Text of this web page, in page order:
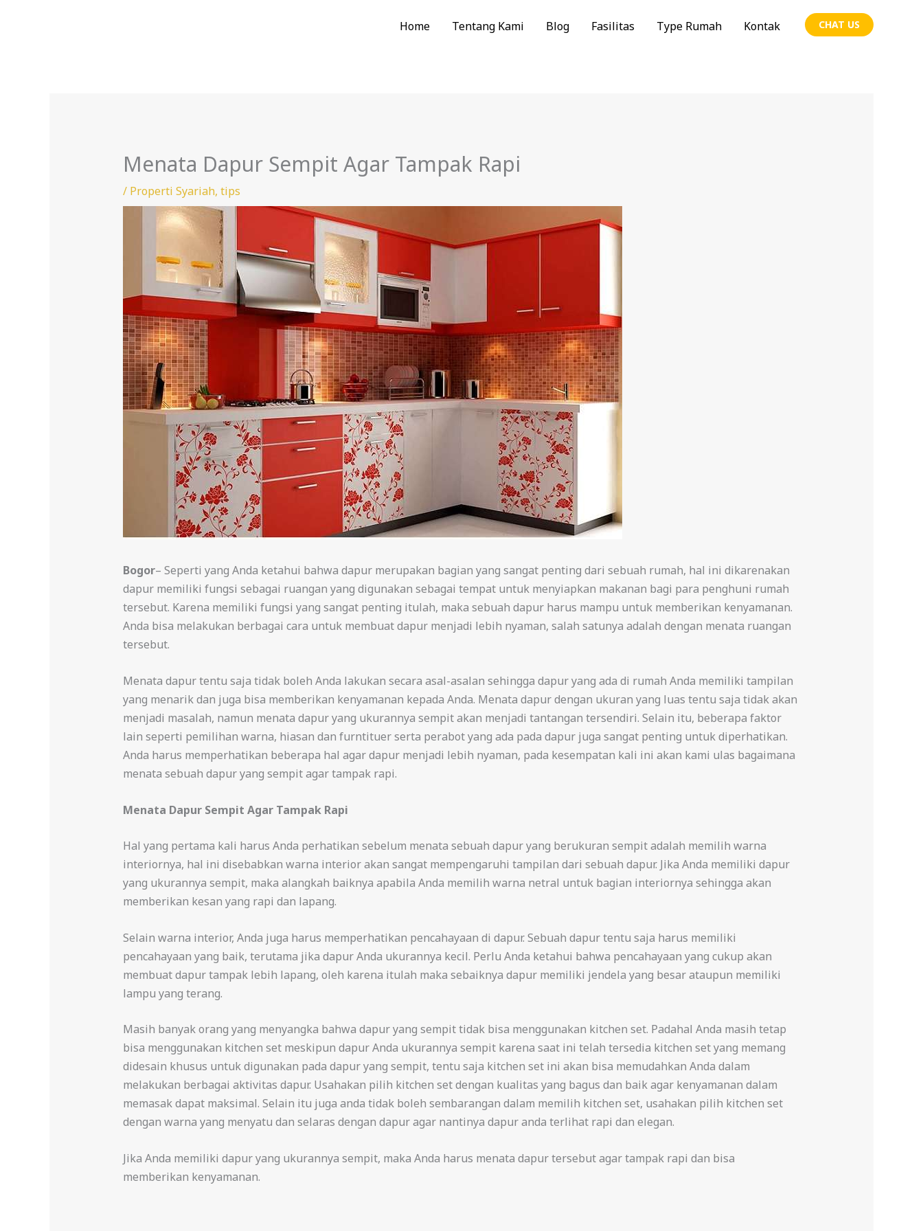
Home Tentang Kami Blog Fasilitas Type Rumah Kontak CHAT US
Menata Dapur Sempit Agar Tampak Rapi
/ Properti Syariah, tips
Bogor– Seperti yang Anda ketahui bahwa dapur merupakan bagian yang sangat penting dari sebuah rumah, hal ini dikarenakan
dapur memiliki fungsi sebagai ruangan yang digunakan sebagai tempat untuk menyiapkan makanan bagi para penghuni rumah
tersebut. Karena memiliki fungsi yang sangat penting itulah, maka sebuah dapur harus mampu untuk memberikan kenyamanan.
Anda bisa melakukan berbagai cara untuk membuat dapur menjadi lebih nyaman, salah satunya adalah dengan menata ruangan
tersebut.
Menata dapur tentu saja tidak boleh Anda lakukan secara asal-asalan sehingga dapur yang ada di rumah Anda memiliki tampilan
yang menarik dan juga bisa memberikan kenyamanan kepada Anda. Menata dapur dengan ukuran yang luas tentu saja tidak akan
menjadi masalah, namun menata dapur yang ukurannya sempit akan menjadi tantangan tersendiri. Selain itu, beberapa faktor
lain seperti pemilihan warna, hiasan dan furntituer serta perabot yang ada pada dapur juga sangat penting untuk diperhatikan.
Anda harus memperhatikan beberapa hal agar dapur menjadi lebih nyaman, pada kesempatan kali ini akan kami ulas bagaimana
menata sebuah dapur yang sempit agar tampak rapi.
Menata Dapur Sempit Agar Tampak Rapi
Hal yang pertama kali harus Anda perhatikan sebelum menata sebuah dapur yang berukuran sempit adalah memilih warna
interiornya, hal ini disebabkan warna interior akan sangat mempengaruhi tampilan dari sebuah dapur. Jika Anda memiliki dapur
yang ukurannya sempit, maka alangkah baiknya apabila Anda memilih warna netral untuk bagian interiornya sehingga akan
memberikan kesan yang rapi dan lapang.
Selain warna interior, Anda juga harus memperhatikan pencahayaan di dapur. Sebuah dapur tentu saja harus memiliki
pencahayaan yang baik, terutama jika dapur Anda ukurannya kecil. Perlu Anda ketahui bahwa pencahayaan yang cukup akan
membuat dapur tampak lebih lapang, oleh karena itulah maka sebaiknya dapur memiliki jendela yang besar ataupun memiliki
lampu yang terang.
Masih banyak orang yang menyangka bahwa dapur yang sempit tidak bisa menggunakan kitchen set. Padahal Anda masih tetap
bisa menggunakan kitchen set meskipun dapur Anda ukurannya sempit karena saat ini telah tersedia kitchen set yang memang
didesain khusus untuk digunakan pada dapur yang sempit, tentu saja kitchen set ini akan bisa memudahkan Anda dalam
melakukan berbagai aktivitas dapur. Usahakan pilih kitchen set dengan kualitas yang bagus dan baik agar kenyamanan dalam
memasak dapat maksimal. Selain itu juga anda tidak boleh sembarangan dalam memilih kitchen set, usahakan pilih kitchen set
dengan warna yang menyatu dan selaras dengan dapur agar nantinya dapur anda terlihat rapi dan elegan.
Jika Anda memiliki dapur yang ukurannya sempit, maka Anda harus menata dapur tersebut agar tampak rapi dan bisa
memberikan kenyamanan.